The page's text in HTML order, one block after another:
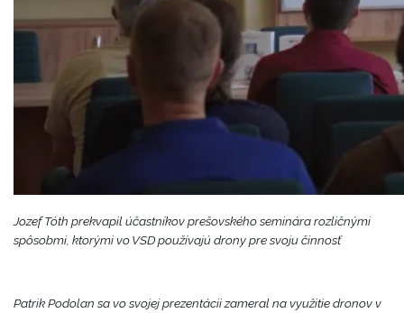
Jozef Tóth prekvapil účastníkov prešovského seminára rozličnými
spôsobmi, ktorými vo VSD používajú drony pre svoju činnosť
Patrik Podolan sa vo svojej prezentácii zameral na využitie dronov v